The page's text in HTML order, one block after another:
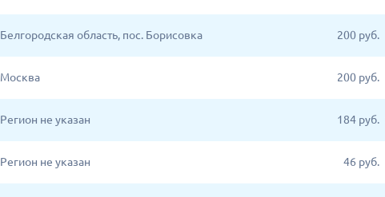
Белгородская область, пос. Борисовка 200 руб.
Москва 200 руб.
Регион не указан 184 руб.
Регион не указан 46 руб.